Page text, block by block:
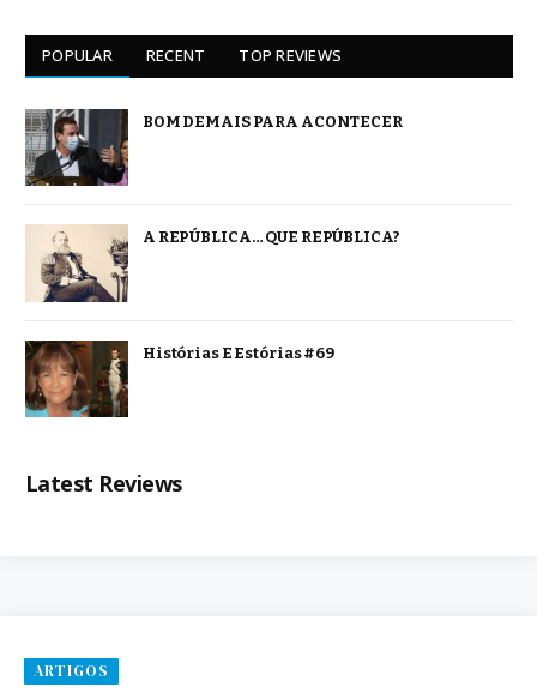
POPULAR RECENT TOP REVIEWS
BOM DEMAIS PARA ACONTECER
A REPÚBLICA… QUE REPÚBLICA?
Histórias E Estórias #69
Latest Reviews
ARTIGOS